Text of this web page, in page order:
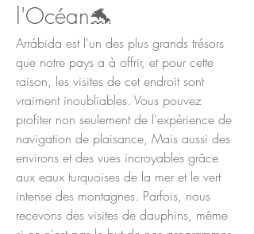
l'Océan🐬
Arrábida est l'un des plus grands trésors
que notre pays a à offrir, et pour cette
raison, les visites de cet endroit sont
vraiment inoubliables. Vous pouvez
profiter non seulement de l'expérience de
navigation de plaisance, Mais aussi des
environs et des vues incroyables grâce
aux eaux turquoises de la mer et le vert
intense des montagnes. Parfois, nous
recevons des visites de dauphins, même